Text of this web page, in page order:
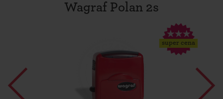
Wagraf Polan 2s
super cena